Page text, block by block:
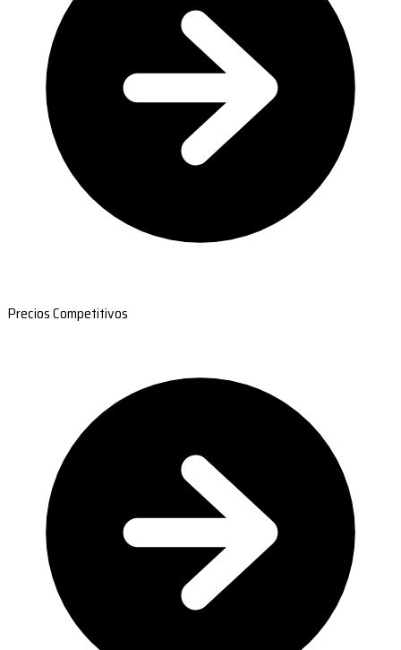
Precios Competitivos